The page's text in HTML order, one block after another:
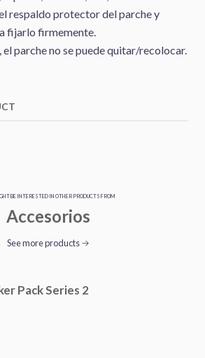
respaldo protector del parche y
fijarlo firmemente.
parche no se puede quitar/recolocar.
BE INTERESTED IN OTHER PRODUCTS FROM
Accesorios
See more products
Pack Series 2